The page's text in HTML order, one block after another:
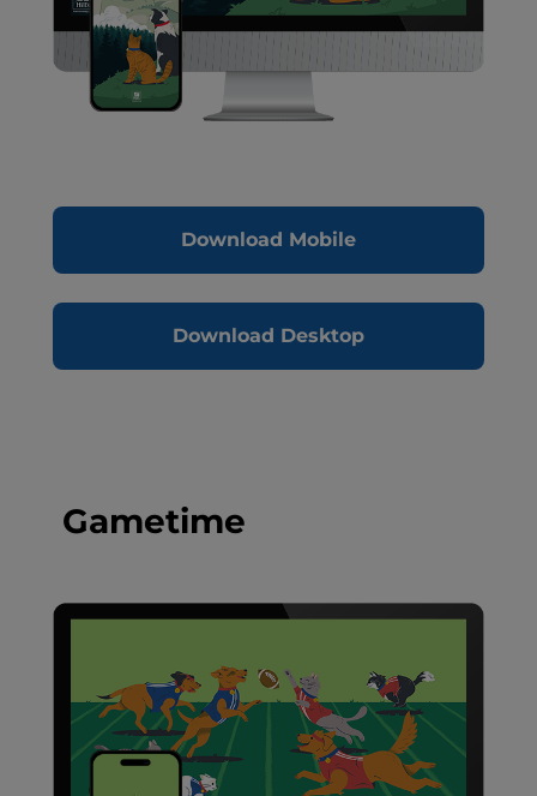
Download Mobile
Download Desktop
Gametime